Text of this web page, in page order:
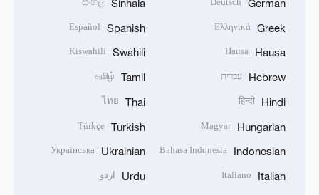
German
Greek
Ελληνικά
Hausa
Hausa
Hebrew עברית
Hindi
हिन्दी
Hungarian
Magyar
Indonesian
Bahasa Indonesia
Italian
Italiano
Sinhala
Spanish
Español
Swahili
Kiswahili
Tamil
தமிழ்
Thai
ไทย
Turkish
Türkçe
Ukrainian
Українська
Urdu اردو